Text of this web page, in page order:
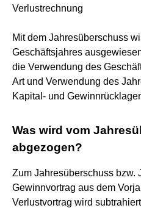
Verlustrechnung
Mit dem Jahresüberschuss
Geschäftsjahres
die Verwendung des
Art und Verwendung des
Kapital- und
Was wird vom
abgezogen?
Zum Jahresüberschuss bzw.
Gewinnvortrag aus dem
Verlustvortrag wird